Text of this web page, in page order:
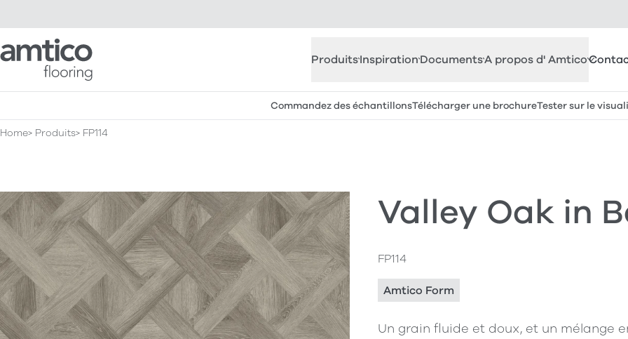
Amtico Flooring
ProduitsInspirationDocumentsA propos d' Amtico
Commandez des échantillonsTélécharger une brochureTester sur le
Home Produits FP114
Valley Oak in
FP114
Amtico Form
Un grain fluide et doux, et un mélange